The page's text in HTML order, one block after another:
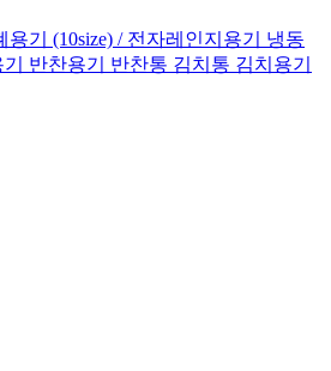
기 (10size) / 전자레인지용기 냉동
반찬용기 반찬통 김치통 김치용기